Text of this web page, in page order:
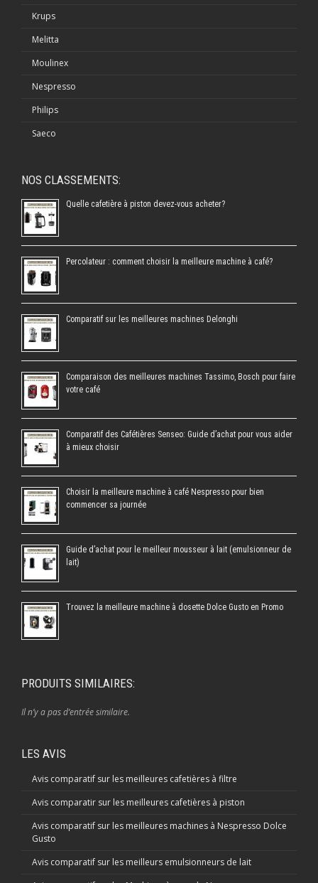
Krups
Melitta
Moulinex
Nespresso
Philips
Saeco
NOS CLASSEMENTS:
Quelle cafetière à piston devez-vous acheter?
Percolateur : comment choisir la meilleure machine à café?
Comparatif sur les meilleures machines Delonghi
Comparaison des meilleures machines Tassimo, Bosch pour faire
votre café
Comparatif des Cafétières Senseo: Guide d’achat pour vous aider
à mieux choisir
Choisir la meilleure machine à café Nespresso pour bien
commencer sa journée
Guide d’achat pour le meilleur mousseur à lait (emulsionneur de
lait)
Trouvez la meilleure machine à dosette Dolce Gusto en Promo
PRODUITS SIMILAIRES:
Il n’y a pas d’entrée similaire.
LES AVIS
Avis comparatif sur les meilleures cafetières à filtre
Avis comparatir sur les meilleures cafetières à piston
Avis comparatif sur les meilleures machines à Nespresso Dolce
Gusto
Avis comparatif sur les meilleurs emulsionneurs de lait